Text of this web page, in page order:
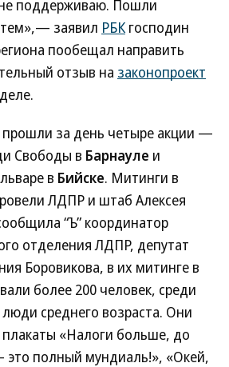
поддерживаю. Пошли
заявил РБК господин
пообещал направить
отзыв на законопроект
прошли за день четыре акции —
Свободы в Барнауле и
в Бийске. Митинги в
ЛДПР и штаб Алексея
“Ъ” координатор
отделения ЛДПР, депутат
Боровикова, в их митинге в
более 200 человек, среди
среднего возраста. Они
плакаты «Налоги больше, до
полный мундиаль!», «Окей,